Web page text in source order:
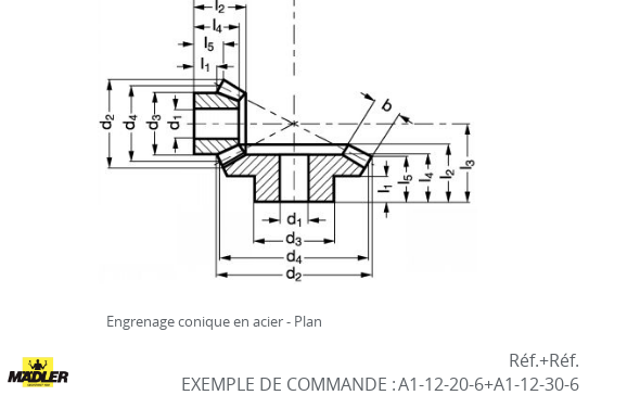
Engrenage conique en acier - Plan
EXEMPLE DE COMMANDE :
Réf.+Réf.
A1-12-20-6+A1-12-30-6